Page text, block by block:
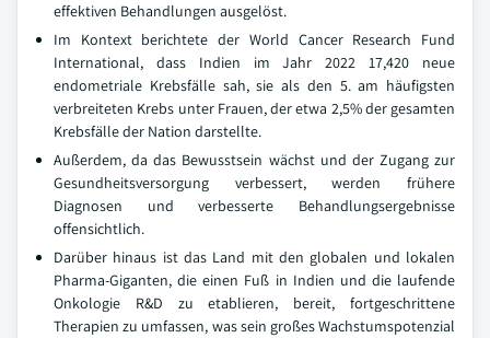
effektiven Behandlungen ausgelöst.
Im Kontext berichtete der World Cancer Research Fund
International, dass Indien im Jahr 2022 17,420 neue
endometriale Krebsfälle sah, sie als den 5. am häufigsten
verbreiteten Krebs unter Frauen, der etwa 2,5% der gesamten
Krebsfälle der Nation darstellte.
Außerdem, da das Bewusstsein wächst und der Zugang zur
Gesundheitsversorgung verbessert, werden frühere
Diagnosen und verbesserte Behandlungsergebnisse
offensichtlich.
Darüber hinaus ist das Land mit den globalen und lokalen
Pharma-Giganten, die einen Fuß in Indien und die laufende
Onkologie R&D zu etablieren, bereit, fortgeschrittene
Therapien zu umfassen, was sein großes Wachstumspotenzial